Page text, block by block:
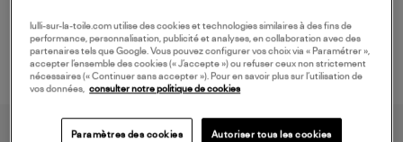
lulli-sur-la-toile.com utilise des cookies et technologies similaires à des fins de
performance, personnalisation, publicité et analyses, en collaboration avec des
partenaires tels que Google. Vous pouvez configurer vos choix via « Paramétrer »,
accepter l’ensemble des cookies (« J’accepte ») ou refuser ceux non strictement
nécessaires (« Continuer sans accepter »). Pour en savoir plus sur l’utilisation de
vos données, consulter notre politique de cookies
Paramètres des cookies Autoriser tous les cookies